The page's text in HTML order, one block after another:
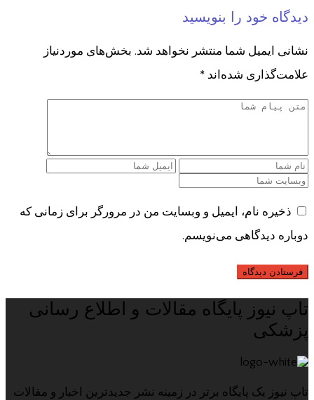
دیدگاه خود را بنویسید
نشانی ایمیل شما منتشر نخواهد شد. بخش‌های موردنیاز
علامت‌گذاری شده‌اند *
ذخیره نام، ایمیل و وبسایت من در مرورگر برای زمانی که
دوباره دیدگاهی می‌نویسم.
تاپ نیوز پایگاه مقالات و اطلاع رسانی
پزشکی
تاپ نیوز یک پایگاه برتر در زمینه نشر جدیدترین اخبار و مقالات